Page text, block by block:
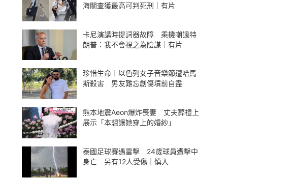
海關查獲最高可判死刑｜有片
卡尼演講時提詞器故障 乘機嘲諷特
朗普：我不會視之為陰謀｜有片
珍惜生命︱以色列女子音樂節遭哈馬
斯殺害 男友難忘創傷墳前自盡
熊本地震Aeon爆炸喪妻 丈夫葬禮上
展示「本想讓她穿上的婚紗」
泰國足球賽遇雷擊 24歲球員遭擊中
身亡 另有12人受傷｜慎入